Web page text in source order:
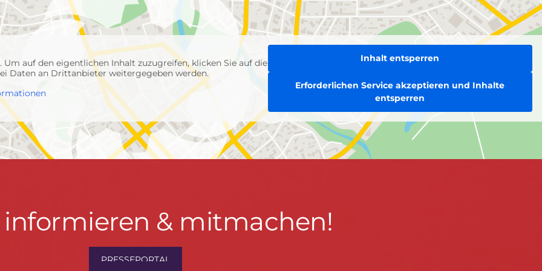
. Um auf den eigentlichen Inhalt zuzugreifen, klicken Sie auf die
Daten an Drittanbieter weitergegeben werden.
Inhalt entsperren
Erforderlichen Service akzeptieren und Inhalte
entsperren
& mitmachen!
PRESSEPORTAL